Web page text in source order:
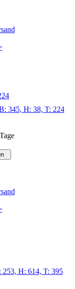
345, H: 38, T: 224
253, H: 614, T: 395